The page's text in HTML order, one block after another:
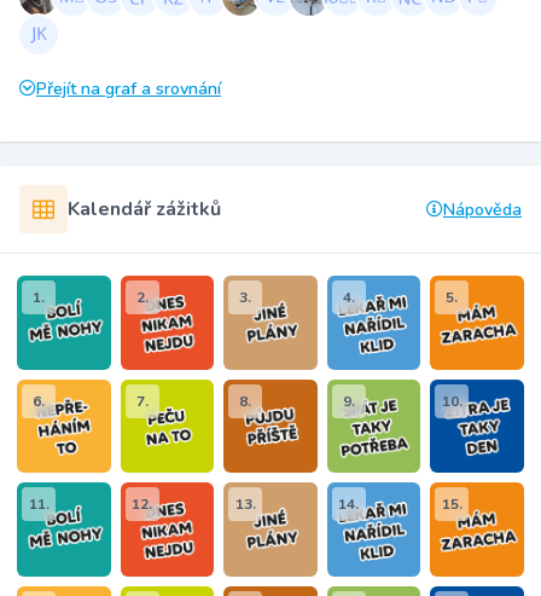
Přejít na graf a srovnání
Kalendář zážitků Nápověda
1. 2. 3. 4. 5.
6. 7. 8. 9. 10.
11. 12. 13. 14. 15.